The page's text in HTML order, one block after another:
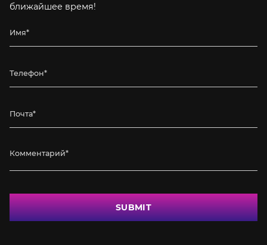
ближайшее время!
SUBMIT